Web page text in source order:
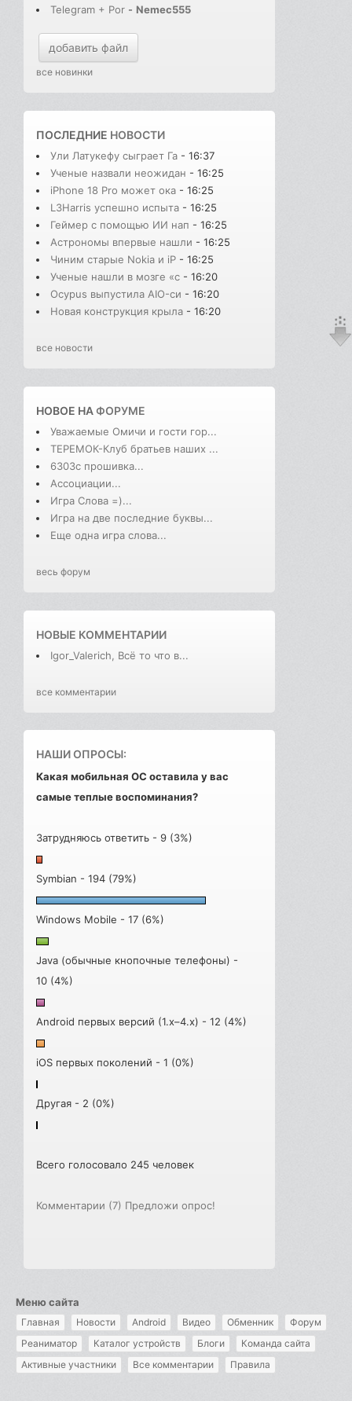
Telegram + Por - Nemec555
добавить файл
все новинки
ПОСЛЕДНИЕ НОВОСТИ
Ули Латукефу сыграет Га - 16:37
Ученые назвали неожидан - 16:25
iPhone 18 Pro может ока - 16:25
L3Harris успешно испыта - 16:25
Геймер с помощью ИИ нап - 16:25
Астрономы впервые нашли - 16:25
Чиним старые Nokia и iP - 16:25
Ученые нашли в мозге «с - 16:20
Ocypus выпустила AIO-си - 16:20
Новая конструкция крыла - 16:20
все новости
НОВОЕ НАФОРУМЕ
Уважаемые Омичи и гости гор...
ТЕРЕМОК-Клуб братьев наших ...
6303с прошивка...
Ассоциации...
Игра Слова =)...
Игра на две последние буквы...
Еще одна игра слова...
весь форум
НОВЫЕ КОММЕНТАРИИ
Igor_Valerich, Всё то что в...
все комментарии
НАШИ ОПРОСЫ:
Какая мобильная ОС оставила у вас
самые теплые воспоминания?
Затрудняюсь ответить - 9 (3%)
Symbian - 194 (79%)
Windows Mobile - 17 (6%)
Java (обычные кнопочные телефоны) -
10 (4%)
Android первых версий (1.x–4.x) - 12 (4%)
iOS первых поколений - 1 (0%)
Другая - 2 (0%)
Всего голосовало 245 человек
Комментарии (7) Предложи опрос!
Меню сайта
Главная Новости Android Видео Обменник
Форум
Реаниматор
Каталог устройств Блоги
Команда сайта
Активные участники
Все комментарии Правила